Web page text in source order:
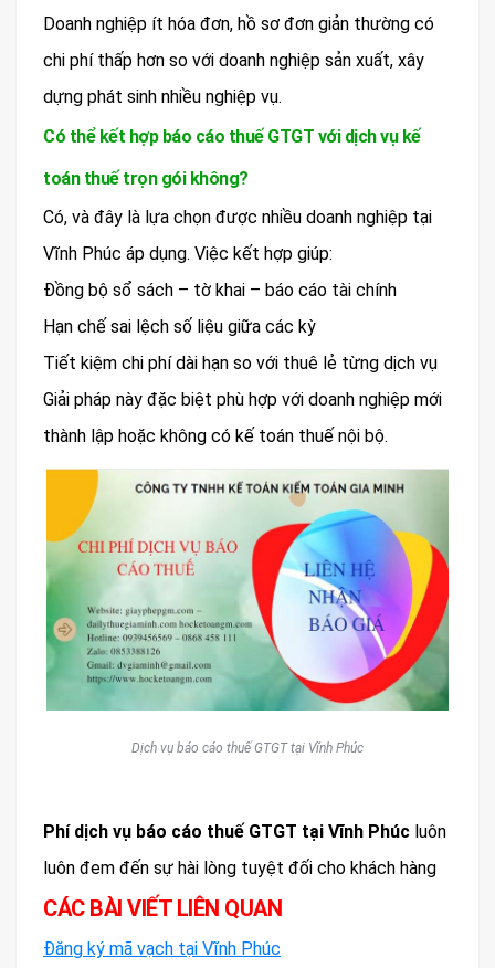
Doanh nghiệp ít hóa đơn, hồ sơ đơn giản thường có
chi phí thấp hơn so với doanh nghiệp sản xuất, xây
dựng phát sinh nhiều nghiệp vụ.
Có thể kết hợp báo cáo thuế GTGT với dịch vụ kế
toán thuế trọn gói không?
Có, và đây là lựa chọn được nhiều doanh nghiệp tại
Vĩnh Phúc áp dụng. Việc kết hợp giúp:
Đồng bộ sổ sách – tờ khai – báo cáo tài chính
Hạn chế sai lệch số liệu giữa các kỳ
Tiết kiệm chi phí dài hạn so với thuê lẻ từng dịch vụ
Giải pháp này đặc biệt phù hợp với doanh nghiệp mới
thành lập hoặc không có kế toán thuế nội bộ.
Dịch vụ báo cáo thuế GTGT tại Vĩnh Phúc
Phí dịch vụ báo cáo thuế GTGT tại Vĩnh Phúc luôn
luôn đem đến sự hài lòng tuyệt đối cho khách hàng
CÁC BÀI VIẾT LIÊN QUAN
Đăng ký mã vạch tại Vĩnh Phúc